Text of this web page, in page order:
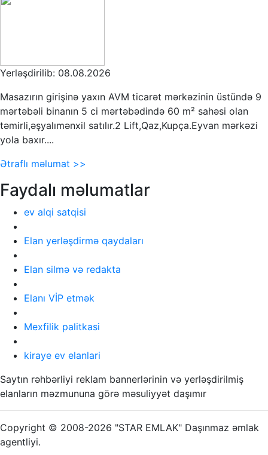
Yerləşdirilib: 08.08.2026
Masazırın girişinə yaxın AVM ticarət mərkəzinin üstündə 9
mərtəbəli binanın 5 ci mərtəbədində 60 m² sahəsi olan
təmirli,əşyalımənxil satılır.2 Lift,Qaz,Kupça.Eyvan mərkəzi
yola baxır....
Ətraflı məlumat >>
Faydalı məlumatlar
ev alqi satqisi
Elan yerləşdirmə qaydaları
Elan silmə və redakta
Elanı VİP etmək
Mexfilik palitkasi
kiraye ev elanlari
Saytın rəhbərliyi reklam bannerlərinin və yerləşdirilmiş
elanların məzmununa görə məsuliyyət daşımır
Copyright © 2008-2026 "STAR EMLAK" Daşınmaz əmlak
agentliyi.